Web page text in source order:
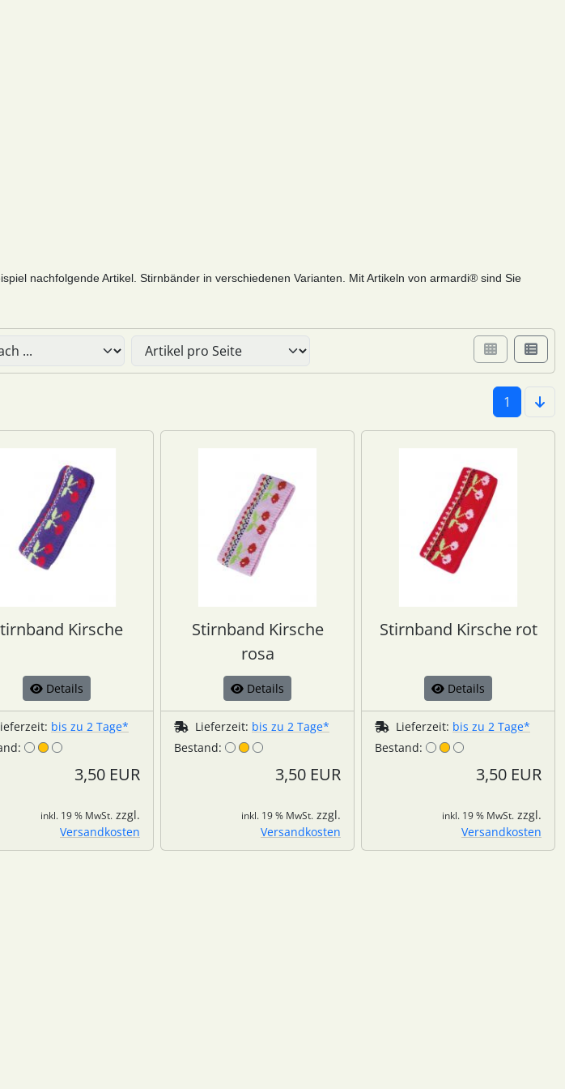
nachfolgende Artikel. Stirnbänder in verschiedenen Varianten. Mit Artikeln von armardi® sind Sie
1
Kirsche
Details
bis zu 2 Tage*
3,50 EUR
inkl. 19 % MwSt. zzgl.
Versandkosten
Stirnband Kirsche
rosa
Details
Lieferzeit: bis zu 2 Tage*
Bestand:
3,50 EUR
inkl. 19 % MwSt. zzgl.
Versandkosten
Stirnband Kirsche rot
Details
Lieferzeit: bis zu 2 Tage*
Bestand:
3,50 EUR
inkl. 19 % MwSt. zzgl.
Versandkosten